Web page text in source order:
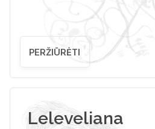
PERŽIŪRĖTI
Leleveliana